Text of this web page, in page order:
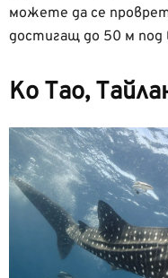
можете да се
достигащ до 50 м под
Ко Тао,